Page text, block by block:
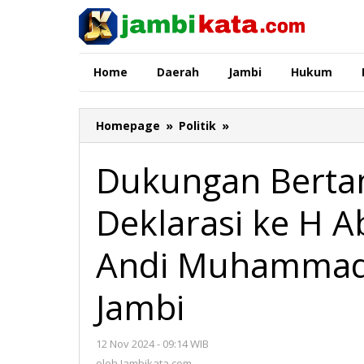
Home Daerah Jambi Hukum
Homepage » Politik »
Bertambah,
Sinaga
Deklarasi
ke
H
Rahman
dan
Dukungan
Deklarasi ke H
Andi
Jambi
12 Nov 2024 - 09:14 WIB